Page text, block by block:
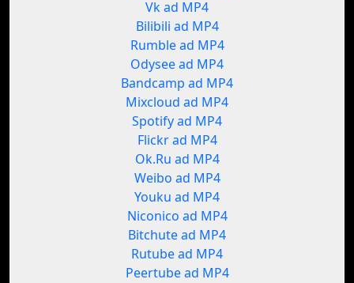
Vk ad MP4
Bilibili ad MP4
Rumble ad MP4
Odysee ad MP4
Bandcamp ad MP4
Mixcloud ad MP4
Spotify ad MP4
Flickr ad MP4
Ok.Ru ad MP4
Weibo ad MP4
Youku ad MP4
Niconico ad MP4
Bitchute ad MP4
Rutube ad MP4
Peertube ad MP4